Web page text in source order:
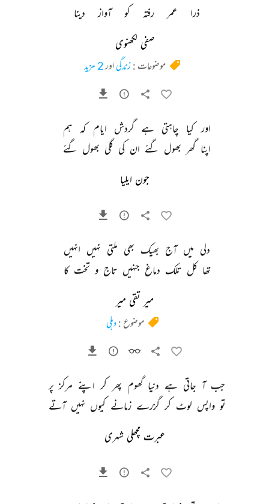
ذرا
عمر رفتہ کو آواز دینا
صفی لکھنوی
موضوعات :زندگیاور2 مزید
اور کیا چاہتی ہے گردش ایام کہ ہم
اپنا گھر بھول گئے ان کی گلی بھول گئے
جون ایلیا
دلی میں آج بھیک بھی ملتی نہیں انہیں
تھا کل تلک دماغ جنہیں تاج و تخت کا
میر تقی میر
موضوع :دہلی
جب آ جاتی ہے دنیا گھوم پھر کر اپنے مرکز پر
تو واپس لوٹ کر گزرے زمانے کیوں نہیں آتے
عبرت مچھلی شہری